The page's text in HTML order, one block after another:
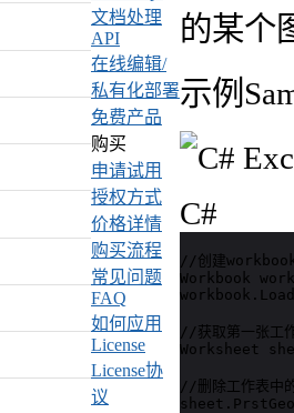
的某个
示例
C#
//创建workbook
Workbook
//获取第一张工
Worksheet
//删除工作表中
文档处理
API
在线编辑/
私有化部署
免费产品
购买
申请试用
授权方式
价格详情
购买流程
常见问题
FAQ
如何应用
License
License协
议